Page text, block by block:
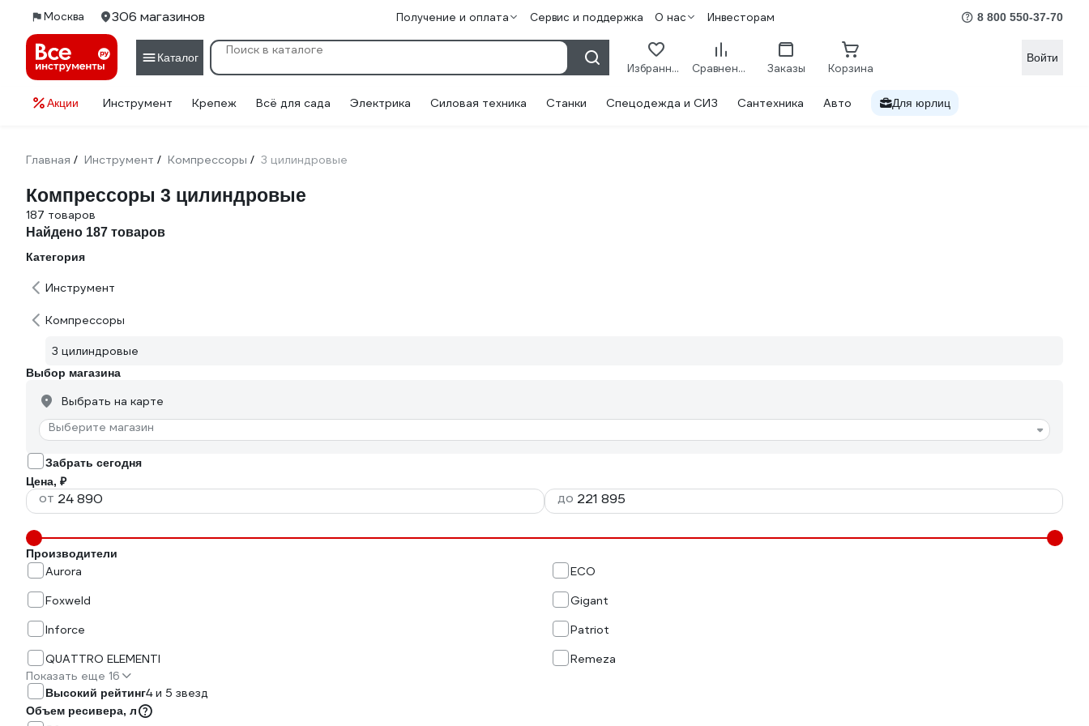
Москва 306 магазинов Получение и оплата Сервис и поддержка О нас Инвесторам 8 800 550-37-70
Каталог
Избранное Сравнение Заказы Корзина
Войти
Акции Инструмент Крепеж Всё для сада Электрика Силовая техника Станки Спецодежда и СИЗ Сантехника Авто Для юрлиц
Главная / Инструмент / Компрессоры / 3 цилиндровые
Компрессоры 3 цилиндровые
187 товаров
Найдено 187 товаров
Категория
Инструмент
Компрессоры
3 цилиндровые
Выбор магазина
Выбрать на карте
Выберите магазин
Забрать сегодня
Цена, ₽
от до
Производители
Aurora
ECO
Foxweld
Gigant
Inforce
Patriot
QUATTRO ELEMENTI
Remeza
Показать еще 16
Высокий рейтинг4 и 5 звезд
Объем ресивера, л